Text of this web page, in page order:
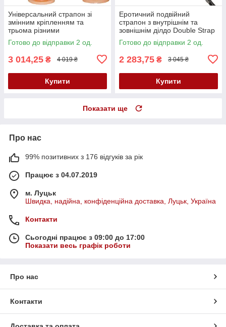
Універсальний страпон зі
змінним кріпленням та
трьома різними
фалоімітаторами Strap On!
Flesh
Готово до відправки 2 од.
3 014,25 ₴ 4 019 ₴
Купити
Еротичний подвійний
страпон з внутрішнім та
зовнішнім ділдо Double Strap
On Black Silicone
Готово до відправки 2 од.
2 283,75 ₴ 3 045 ₴
Купити
Показати ще
Про нас
99% позитивних з 176 відгуків за рік
Працює з 04.07.2019
м. Луцьк
Швидка, надійна, конфіденційна доставка, Луцьк, Україна
Контакти
Сьогодні працює з 09:00 до 17:00
Показати весь графік роботи
Про нас
Контакти